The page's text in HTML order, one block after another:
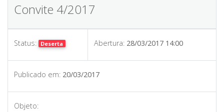
Convite 4/2017
Status: Deserta Abertura: 28/03/2017 14:00
Publicado em: 20/03/2017
Objeto: